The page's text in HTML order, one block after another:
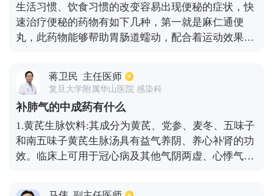
生活习惯、饮食习惯的改变容易出现便秘的症状，快
速治疗便秘的药物有如下几种，第一就是麻仁通便
丸，此药物能够帮助胃肠道蠕动，配合着运动效果会
便的效果。第三就是芦荟胶囊，能够治疗功能性便
秘，具有通便泻浊的效果，除了药物治疗的方法外，
还能够吃一些促消化的食物，比如火龙果、香蕉等。
蒋卫民 主任医师
复旦大学附属华山医院 感染科
补肺气的中成药有什么
1.黄芪生脉饮料:其成分为黄芪、党参、麦冬、五味子
和南五味子黄芪生脉汤具有益气养阴、养心补肾的功
效。临床上可用于冠心病及其他气阴两虚、心悸气短
防风等。玉屏风颗粒具有益气固表、止汗的功效，临